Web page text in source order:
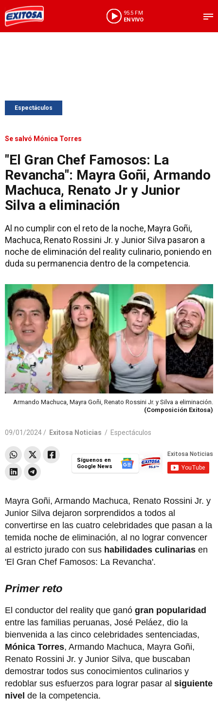
95.5 FM
EN VIVO
Espectáculos
Se salvó Mónica Torres
"El Gran Chef Famosos: La
Revancha": Mayra Goñi, Armando
Machuca, Renato Jr y Junior
Silva a eliminación
Al no cumplir con el reto de la noche, Mayra Goñi,
Machuca, Renato Rossini Jr. y Junior Silva pasaron a
noche de eliminación del reality culinario, poniendo en
duda su permanencia dentro de la competencia.
Armando Machuca, Mayra Goñi, Renato Rossini Jr. y Silva a eliminación.
(Composición Exitosa)
09/01/2024 / Exitosa Noticias / Espectáculos
Síguenos en
Google News
Mayra Goñi, Armando Machuca, Renato Rossini Jr. y
Junior Silva dejaron sorprendidos a todos al
convertirse en las cuatro celebridades que pasan a la
temida noche de eliminación, al no lograr convencer
al estricto jurado con sus habilidades culinarias en
'El Gran Chef Famosos: La Revancha'.
Primer reto
El conductor del reality que ganó gran popularidad
entre las familias peruanas, José Peláez, dio la
bienvenida a las cinco celebridades sentenciadas,
Mónica Torres, Armando Machuca, Mayra Goñi,
Renato Rossini Jr. y Junior Silva, que buscaban
demostrar todos sus conocimientos culinarios y
redoblar sus esfuerzos para lograr pasar al siguiente
nivel de la competencia.